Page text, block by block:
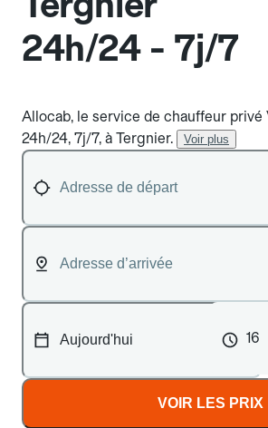
24h/24 - 7j/7
Allocab, le service de chauffeur privé
24h/24, 7j/7, à Tergnier.
Voir plus
16
VOIR LES PRIX